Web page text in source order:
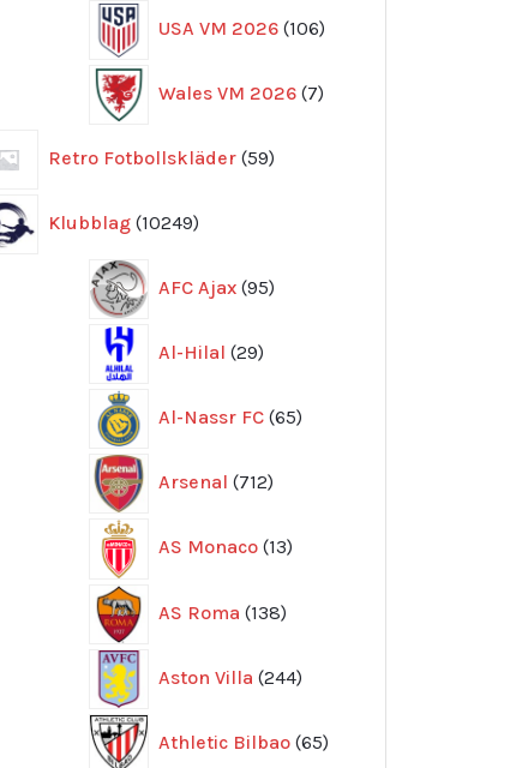
USA VM 2026 106
produkter
Wales VM 2026 7
produkter
Retro Fotbollskläder 59
produkter
Klubblag 10249
produkter
AFC Ajax 95
produkter
Al-Hilal 29
produkter
Al-Nassr FC 65
produkter
Arsenal 712
produkter
AS Monaco 13
produkter
AS Roma 138
produkter
Aston Villa 244
produkter
Athletic Bilbao 65
produkter